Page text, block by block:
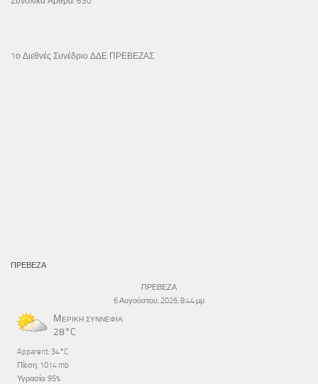
1ο Διεθνές Συνέδριο ΔΔΕ ΠΡΕΒΕΖΑΣ
ΠΡΕΒΕΖΑ
ΠΡΕΒΕΖΑ
6 Αυγούστου, 2026, 8:44 μμ
Μερική συννεφιά
28°C
Apparent: 34°C
Πίεση: 1014 mb
Υγρασία: 95%